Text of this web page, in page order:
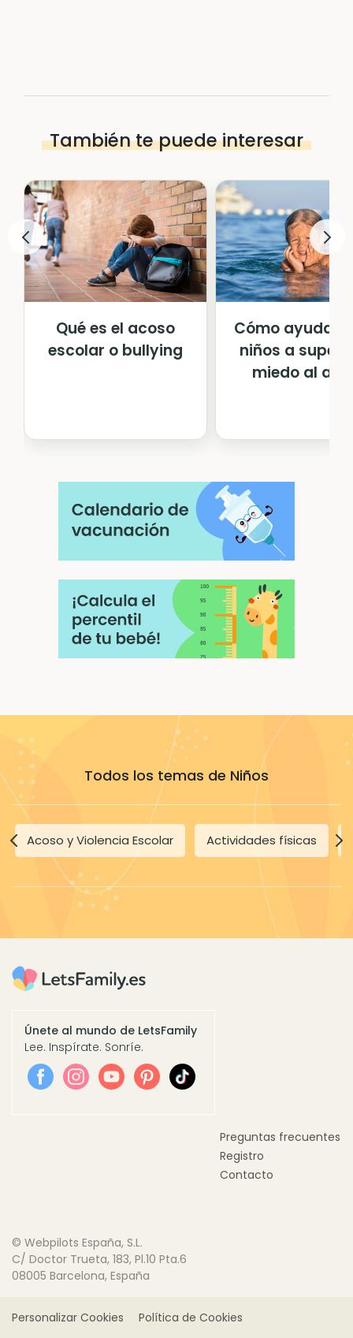
También te puede interesar
Qué es el acoso
escolar o bullying
Cómo ayudar
niños a
miedo al
Todos los temas de Niños
Acoso y Violencia Escolar Actividades físicas
Únete al mundo de LetsFamily
Lee. Inspírate. Sonríe.
Preguntas frecuentes
Registro
Contacto
© Webpilots España, S.L.
C/ Doctor Trueta, 183, Pl.10 Pta.6
08005 Barcelona, España
Personalizar Cookies Política de Cookies